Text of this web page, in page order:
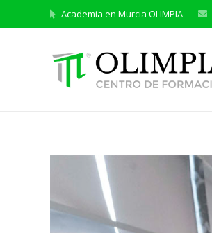
Academia en Murcia OLIMPIA